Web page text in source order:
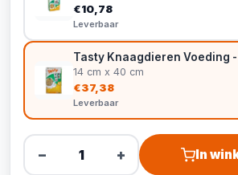
€10,78
Leverbaar
Tasty Knaagdieren Voeding -
14 cm x 40 cm
€37,38
Leverbaar
− + In